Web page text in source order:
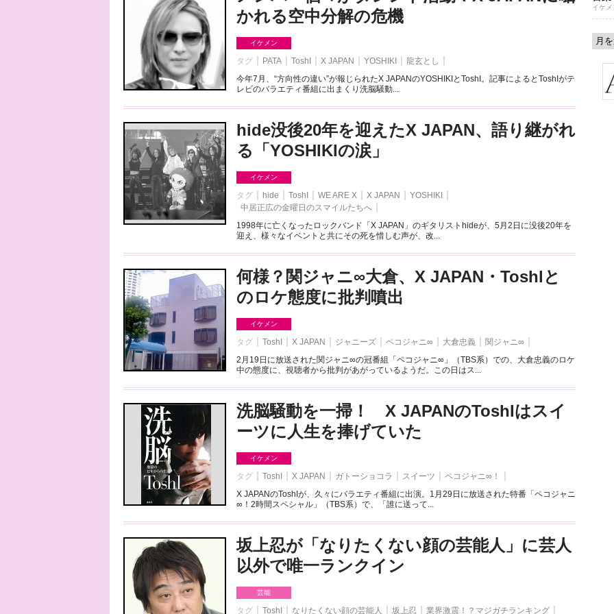
かれる空中分解の危機
イケメン
タグ PATA ToshI X JAPAN YOSHIKI
龍玄とし
今年7月、“方向性の違い”が報じられたX JAPANのYOSHIKIとToshI。記事によるとToshIがテ
レビのバラエティ番組に出まくり洗脳騒動...
hide没後20年を迎えたX JAPAN、語り継がれ
る「YOSHIKIの涙」
イケメン
タグ hide ToshI WE ARE X X JAPAN
YOSHIKI
中居正広の金曜日のスマイルたちへ
1998年に亡くなったロックバンド「X JAPAN」のギタリストhideが、5月2日に没後20年を
迎え、様々なイベントと共にその死を惜しむ声が、改...
何様？関ジャニ∞大倉、X JAPAN・Toshlと
のロケ態度に批判噴出
イケメン
タグ ToshI X JAPAN ジャニーズ ペコジャニ∞ 大倉忠義
関ジャニ∞
2月19日に放送された関ジャニ∞の冠番組「ペコジャニ∞」（TBS系）での、大倉忠義のロケ
中の態度に、視聴者から批判があがっているようだ。この日はス...
洗脳騒動を一掃！ X JAPANのToshIはスイ
ーツに人生を捧げていた
イケメン
タグ ToshI X JAPAN ガトーショコラ スイーツ
ペコジャニ∞！
X JAPANのToshIが、久々にバラエティ番組に出演。1月29日に放送された特番「ペコジャニ
∞！2時間スペシャル」（TBS系）で、「誰に送って...
坂上忍が「なりたくない顔の芸能人」に芸人
以外で唯一ランクイン
芸能
タグ ToshI なりたくない顔の芸能人 坂上忍 業界激震！？マジガチランキング
イケメ